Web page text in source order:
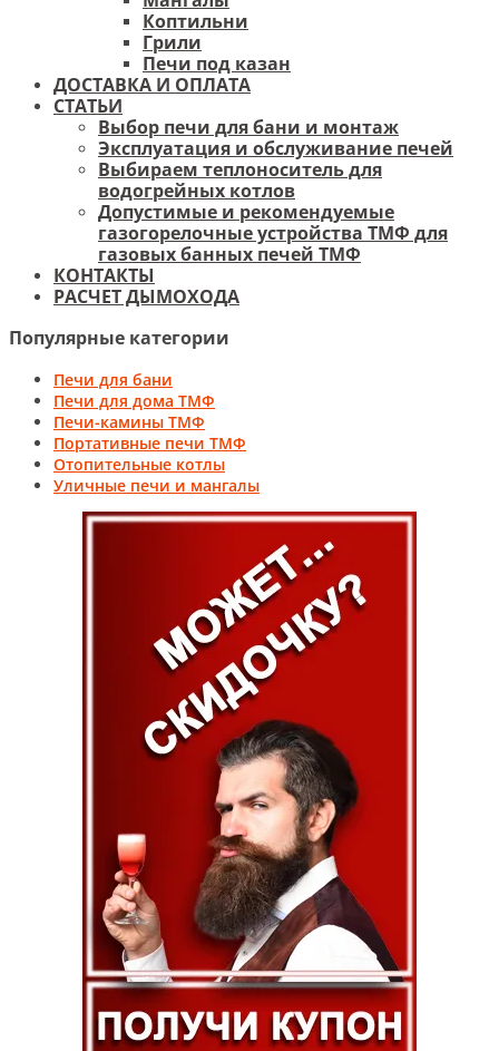
Коптильни
Грили
Печи под казан
ДОСТАВКА И ОПЛАТА
СТАТЬИ
Выбор печи для бани и монтаж
Эксплуатация и обслуживание печей
Выбираем теплоноситель для
водогрейных котлов
Допустимые и рекомендуемые
газогорелочные устройства ТМФ для
газовых банных печей ТМФ
КОНТАКТЫ
РАСЧЕТ ДЫМОХОДА
Популярные категории
Печи для бани
Печи для дома ТМФ
Печи-камины ТМФ
Портативные печи ТМФ
Отопительные котлы
Уличные печи и мангалы